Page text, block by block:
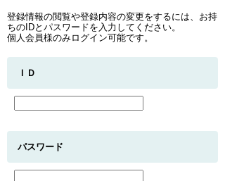
登録情報の閲覧や登録内容の変更をするには、お持
ちのIDとパスワードを入力してください。
個人会員様のみログイン可能です。
ＩＤ
パスワード